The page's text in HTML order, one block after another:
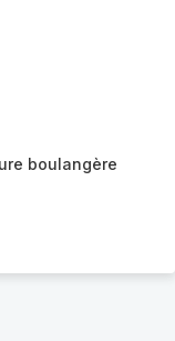
boulangère